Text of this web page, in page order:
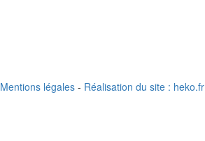
Mentions légales - Réalisation du site : heko.fr